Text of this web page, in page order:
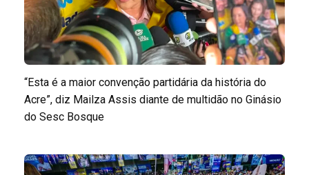
“Esta é a maior convenção partidária da história do
Acre”, diz Mailza Assis diante de multidão no Ginásio
do Sesc Bosque